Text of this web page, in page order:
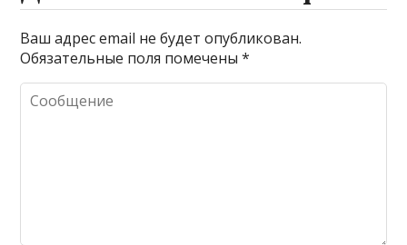
Ваш адрес email не будет опубликован.
Обязательные поля помечены*